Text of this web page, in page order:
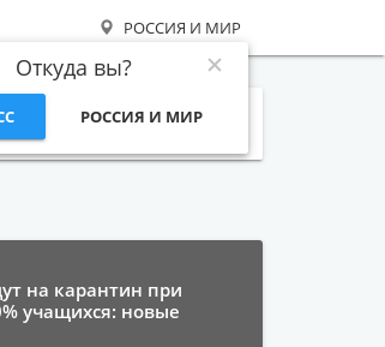
РОССИЯ И МИР
Откуда вы?
РОССИЯ И МИР
на карантин при
учащихся: новые